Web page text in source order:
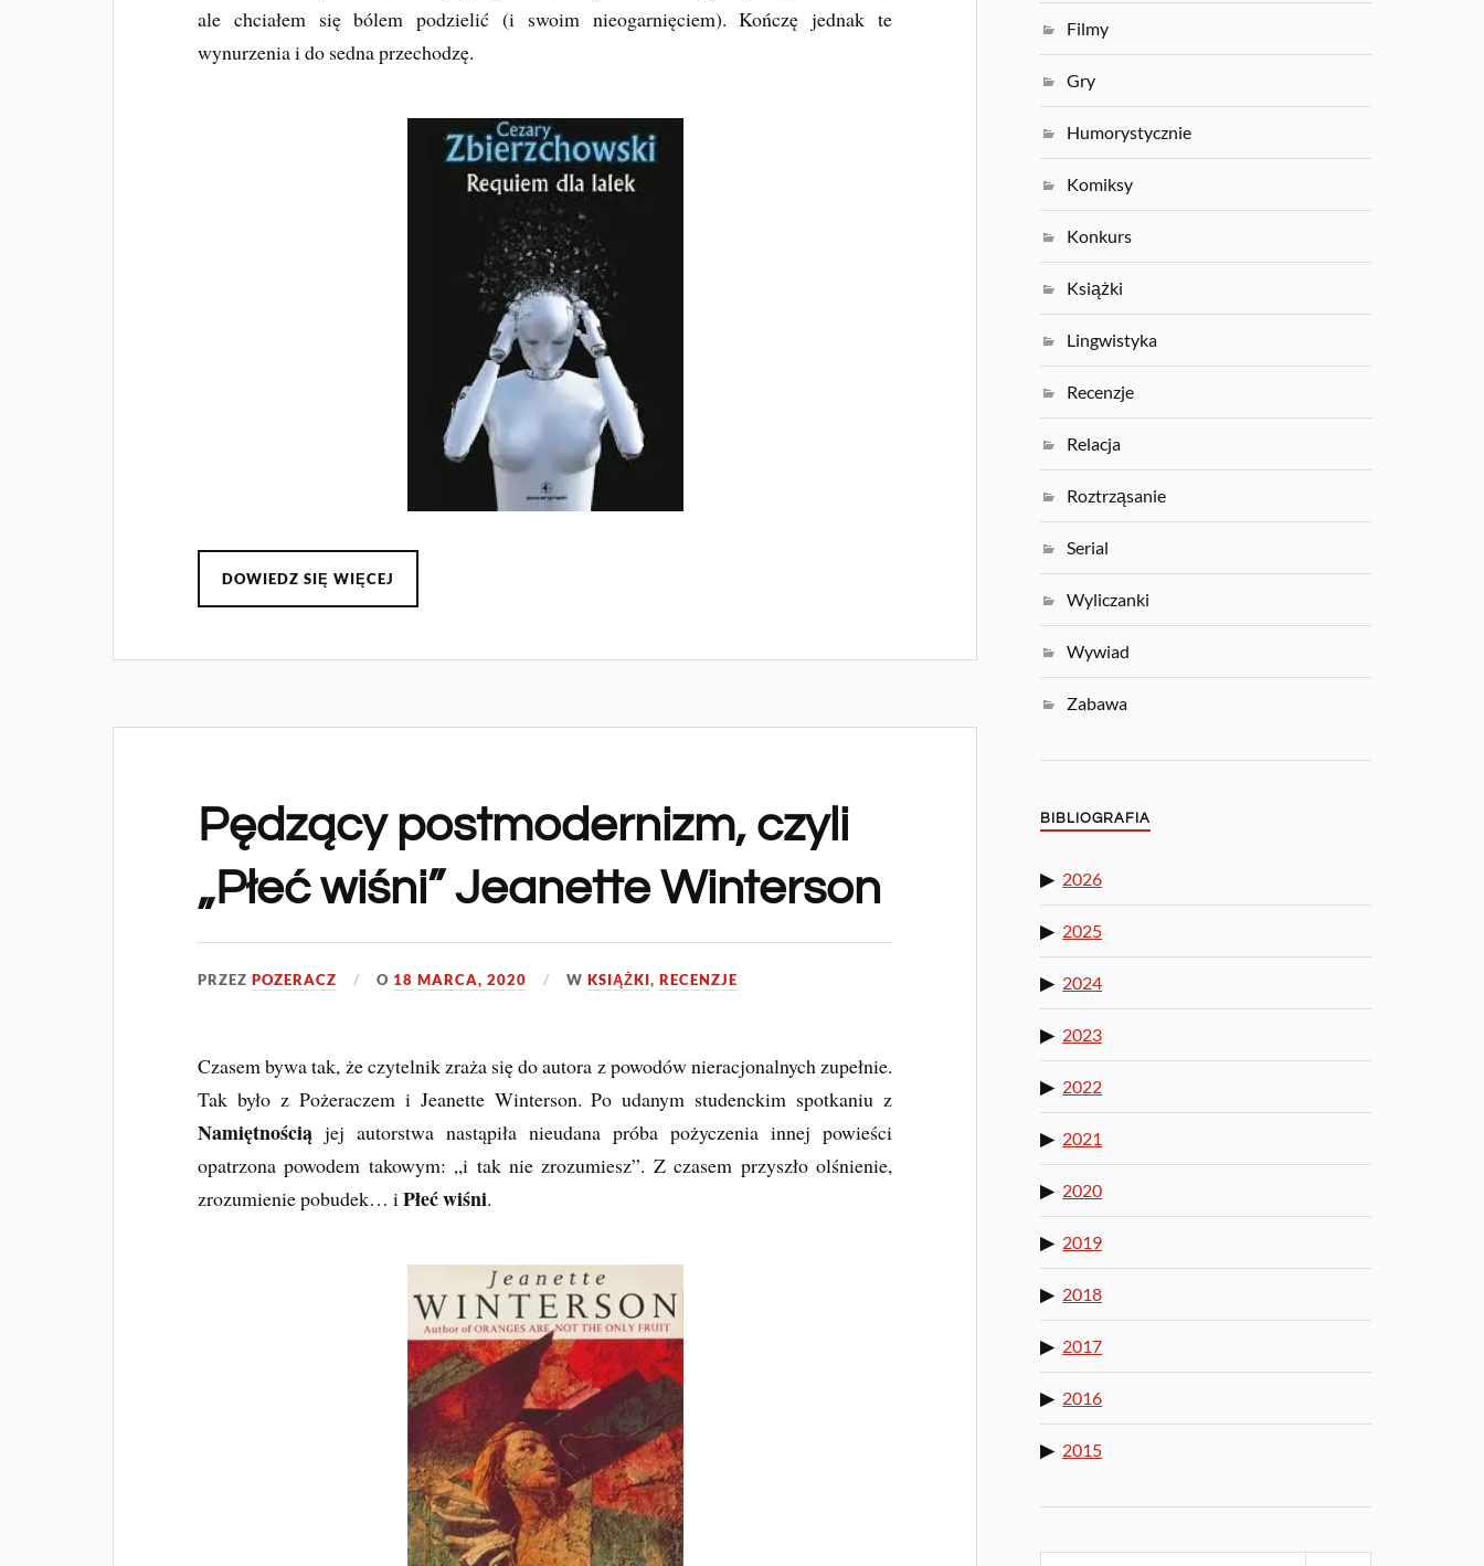
ale chciałem się bólem podzielić (i swoim nieogarnięciem). Kończę jednak te
wynurzenia i do sedna przechodzę.
DOWIEDZ SIĘ WIĘCEJ
Pędzący postmodernizm, czyli
„Płeć wiśni” Jeanette Winterson
PRZEZPOZERACZ O 18 MARCA, 2020 WKSIĄŻKI,RECENZJE
Czasem bywa tak, że czytelnik zraża się do autora z powodów nieracjonalnych zupełnie.
Tak było z Pożeraczem i Jeanette Winterson. Po udanym studenckim spotkaniu z
Namiętnością jej autorstwa nastąpiła nieudana próba pożyczenia innej powieści
opatrzona powodem takowym: „i tak nie zrozumiesz”. Z czasem przyszło olśnienie,
zrozumienie pobudek… iPłeć wiśni.
Filmy
Gry
Humorystycznie
Komiksy
Konkurs
Książki
Lingwistyka
Recenzje
Relacja
Roztrząsanie
Serial
Wyliczanki
Wywiad
Zabawa
BIBLIOGRAFIA
2026
2025
2024
2023
2022
2021
2020
2019
2018
2017
2016
2015